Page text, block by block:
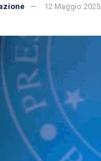
12 Maggio 2025